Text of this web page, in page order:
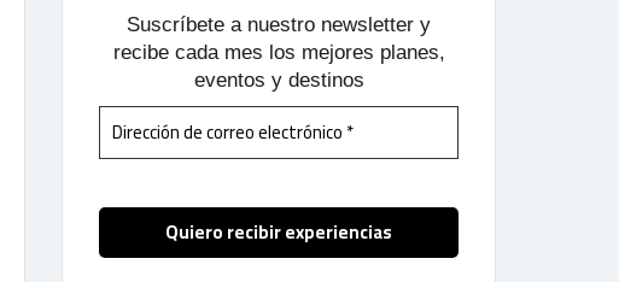
Suscríbete a nuestro newsletter y
recibe cada mes los mejores planes,
eventos y destinos